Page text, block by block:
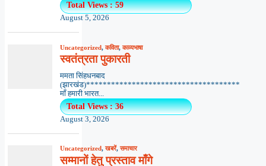
Total Views : 59
August 5, 2026
Uncategorized,कविता,काव्यभाषा
स्वतंत्रता पुकारती
ममता सिंहधनबाद
(झारखंड)*************************************
माँ हमारी भारत...
Total Views : 36
August 3, 2026
Uncategorized,खबरें,समाचार
सम्मानों हेतु प्रस्ताव माँगे